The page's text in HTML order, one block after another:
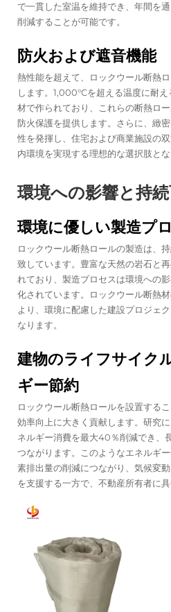
で一貫した室温を維持でき、年間を
削減することが可能です。
防火および遮音機能
熱性能を超えて、ロックウール断熱
します。1,000°Cを超える温度に耐
材で作られており、これらの断熱ロ
防火保護を提供します。さらに、緻
性を発揮し、住宅および商業施設の
内環境を実現する理想的な選択肢とな
環境への影響と持
環境に優しい製造プ
ロックウール断熱ロールの製造は、
致しています。豊富な天然の岩石と
れており、製造プロセスは環境への
化されています。ロックウール断熱
より、環境に配慮した建設プロジェ
なります。
建物のライフサイク
ギー節約
ロックウール断熱ロールを設置する
効率向上に大きく貢献します。研究
ネルギー消費を最大40％削減でき、
つながります。このようなエネルギ
素排出量の削減につながり、気候変
を支援する一方で、不動産所有者に